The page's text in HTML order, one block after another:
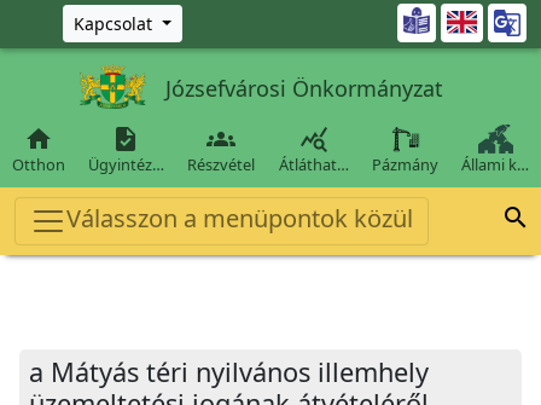
Ugrás a fő tartalomra
Kapcsolat 
Józsefvárosi Önkormányzat

Otthon

Ügyintéz…

Részvétel

Átláthat… Pázmány Állami k…
Válasszon a menüpontok közül 
a Mátyás téri nyilvános illemhely